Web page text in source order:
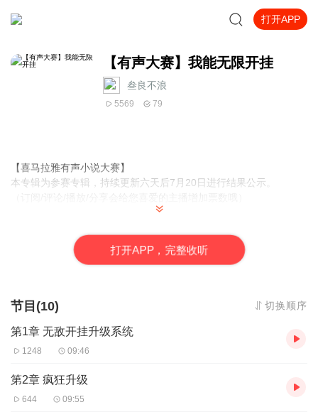
打开APP
【有声大赛】我能无限开挂
叁良不浪
5569 79
【喜马拉雅有声小说大赛】
本专辑为参赛专辑，持续更新六天后7月20日进行结果公示。
一代游戏王者林玄穿越到了天玄大陆....九转神丹？抱歉，吃腻了...
绝世秘籍？不好意思，我厕所里还堆了一堆...你说我是绝世天才，将
【作者/主播简介】
主播： 叁良
打开APP，完整收听
节目(10) 切换顺序
第1章 无敌开挂升级系统
1248 09:46
第2章 疯狂升级
644 09:55